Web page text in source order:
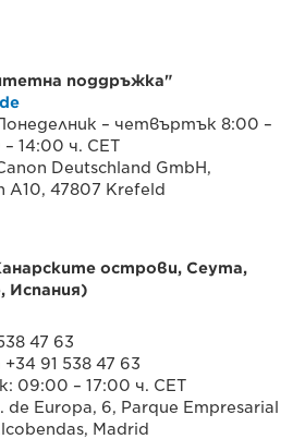
поддръжка"
Понеделник – четвъртък 8:00 –
14:00 ч. CET
Deutschland GmbH,
A10, 47807 Krefeld
острови, Сеута,
Испания)
47 63
91 538 47 63
09:00 – 17:00 ч. CET
de Europa, 6, Parque Empresarial
Madrid